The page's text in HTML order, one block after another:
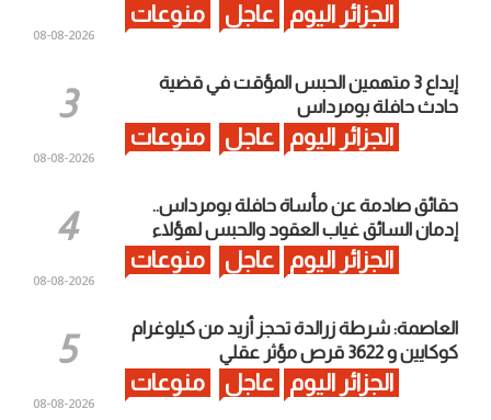
الجزائر اليوم عاجل منوعات
2026-08-08
إيداع 3 متهمين الحبس المؤقت في قضية
حادث حافلة بومرداس
الجزائر اليوم عاجل منوعات
2026-08-08
حقائق صادمة عن مأساة حافلة بومرداس..
إدمان السائق غياب العقود والحبس لهؤلاء
الجزائر اليوم عاجل منوعات
2026-08-08
العاصمة: شرطة زرالدة تحجز أزيد من كيلوغرام
كوكايين و 3622 قرص مؤثر عقلي
الجزائر اليوم عاجل منوعات
2026-08-08